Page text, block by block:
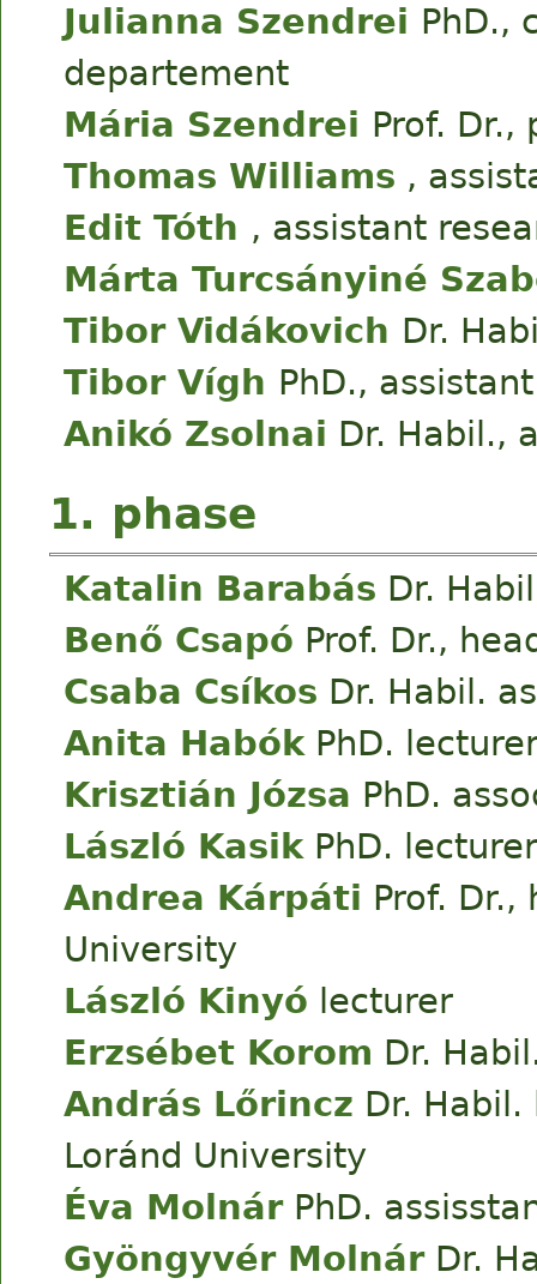
Julianna Szendrei PhD.,
departement
Mária Szendrei Prof. Dr.,
Thomas Williams ,
Edit Tóth , assistant
Márta Turcsányiné
Tibor Vidákovich Dr.
Tibor Vígh PhD.,
Anikó Zsolnai Dr. Habil.,
1. phase
Katalin Barabás Dr.
Benő Csapó Prof. Dr.,
Csaba Csíkos Dr. Habil.
Anita HabókPhD.
Krisztián Józsa PhD.
László KasikPhD. lecturer
Andrea Kárpáti Prof.
University
László Kinyó lecturer
Erzsébet Korom Dr.
András Lőrincz Dr.
Loránd University
Éva MolnárPhD.
Gyöngyvér MolnárDr.